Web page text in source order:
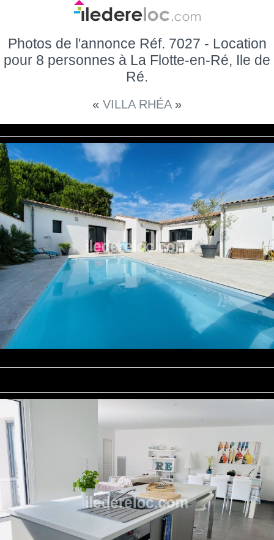
Photos de l'annonce Réf. 7027 - Location
pour 8 personnes à La Flotte-en-Ré, Ile de
Ré.
« VILLA RHÉA»